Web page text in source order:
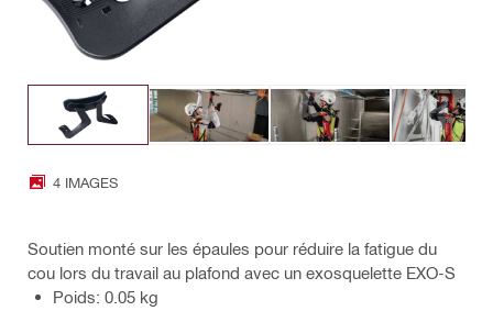
4 IMAGES
Soutien monté sur les épaules pour réduire la fatigue du
cou lors du travail au plafond avec un exosquelette EXO-S
Poids: 0.05 kg